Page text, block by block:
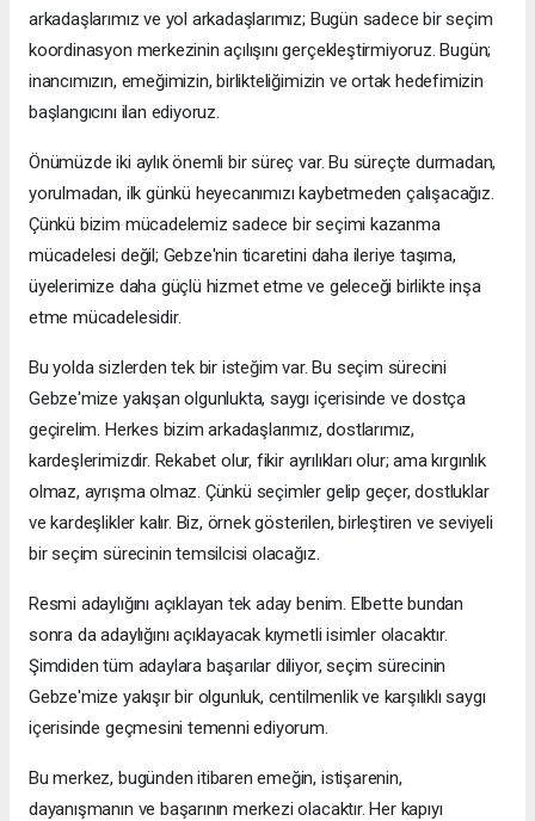
arkadaşlarımız ve yol arkadaşlarımız; Bugün sadece bir seçim
koordinasyon merkezinin açılışını gerçekleştirmiyoruz. Bugün;
inancımızın, emeğimizin, birlikteliğimizin ve ortak hedefimizin
başlangıcını ilan ediyoruz.
Önümüzde iki aylık önemli bir süreç var. Bu süreçte durmadan,
yorulmadan, ilk günkü heyecanımızı kaybetmeden çalışacağız.
Çünkü bizim mücadelemiz sadece bir seçimi kazanma
mücadelesi değil; Gebze'nin ticaretini daha ileriye taşıma,
üyelerimize daha güçlü hizmet etme ve geleceği birlikte inşa
etme mücadelesidir.
Bu yolda sizlerden tek bir isteğim var. Bu seçim sürecini
Gebze'mize yakışan olgunlukta, saygı içerisinde ve dostça
geçirelim. Herkes bizim arkadaşlarımız, dostlarımız,
kardeşlerimizdir. Rekabet olur, fikir ayrılıkları olur; ama kırgınlık
olmaz, ayrışma olmaz. Çünkü seçimler gelip geçer, dostluklar
ve kardeşlikler kalır. Biz, örnek gösterilen, birleştiren ve seviyeli
bir seçim sürecinin temsilcisi olacağız.
Resmi adaylığını açıklayan tek aday benim. Elbette bundan
sonra da adaylığını açıklayacak kıymetli isimler olacaktır.
Şimdiden tüm adaylara başarılar diliyor, seçim sürecinin
Gebze'mize yakışır bir olgunluk, centilmenlik ve karşılıklı saygı
içerisinde geçmesini temenni ediyorum.
Bu merkez, bugünden itibaren emeğin, istişarenin,
dayanışmanın ve başarının merkezi olacaktır. Her kapıyı